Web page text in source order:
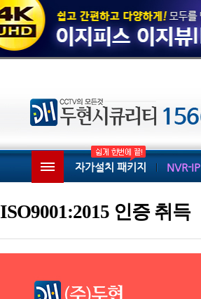
자가설치 패키지 NVR-IP
ISO9001:2015 인증 취득